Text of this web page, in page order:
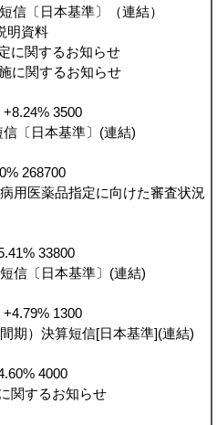
信〔日本基準〕（連結）
明資料
に関するお知らせ
に関するお知らせ
3500
〔日本基準〕(連結)
268700
用医薬品指定に向けた審査状況
33800
信〔日本基準〕(連結)
1300
期）決算短信[日本基準](連結)
4000
関するお知らせ